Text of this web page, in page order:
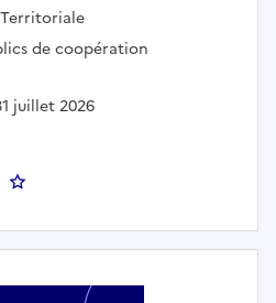
de coopération
juillet 2026
: Gestionnaire des Assemblées